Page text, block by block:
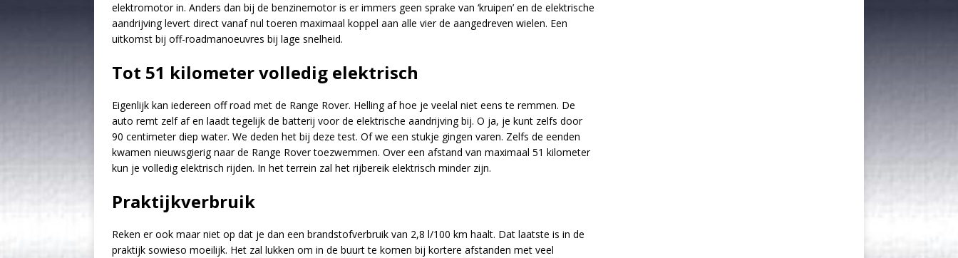
elektromotor in. Anders dan bij de benzinemotor is er immers geen sprake van ‘kruipen’ en de elektrische
aandrijving levert direct vanaf nul toeren maximaal koppel aan alle vier de aangedreven wielen. Een
uitkomst bij off-roadmanoeuvres bij lage snelheid.
Tot 51 kilometer volledig elektrisch
Eigenlijk kan iedereen off road met de Range Rover. Helling af hoe je veelal niet eens te remmen. De
auto remt zelf af en laadt tegelijk de batterij voor de elektrische aandrijving bij. O ja, je kunt zelfs door
90 centimeter diep water. We deden het bij deze test. Of we een stukje gingen varen. Zelfs de eenden
kwamen nieuwsgierig naar de Range Rover toezwemmen. Over een afstand van maximaal 51 kilometer
kun je volledig elektrisch rijden. In het terrein zal het rijbereik elektrisch minder zijn.
Praktijkverbruik
Reken er ook maar niet op dat je dan een brandstofverbruik van 2,8 l/100 km haalt. Dat laatste is in de
praktijk sowieso moeilijk. Het zal lukken om in de buurt te komen bij kortere afstanden met veel